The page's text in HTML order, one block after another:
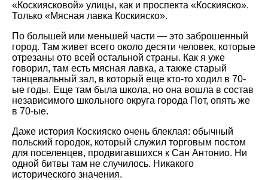
«Коскиясковой» улицы, как и проспекта «Коскияско».
Только «Мясная лавка Коскияско».
По большей или меньшей части — это заброшенный
город. Там живет всего около десяти человек, которые
отрезаны ото всей остальной страны. Как я уже
говорил, там есть мясная лавка, а также старый
танцевальный зал, в который еще кто-то ходил в 70-
ые годы. Еще там была школа, но она вошла в состав
независимого школьного округа города Пот, опять же
в 70-ые.
Даже история Коскияско очень блеклая: обычный
польский городок, который служил торговым постом
для поселенцев, продвигавшихся к Сан Антонио. Ни
одной битвы там не случилось. Никакого
исторического значения.